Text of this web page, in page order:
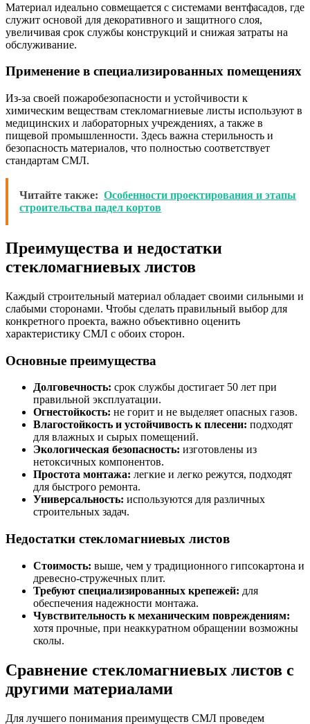
Материал идеально совмещается с системами вентфасадов, где
служит основой для декоративного и защитного слоя,
увеличивая срок службы конструкций и снижая затраты на
обслуживание.
Применение в специализированных помещениях
Из-за своей пожаробезопасности и устойчивости к
химическим веществам стекломагниевые листы используют в
медицинских и лабораторных учреждениях, а также в
пищевой промышленности. Здесь важна стерильность и
безопасность материалов, что полностью соответствует
стандартам СМЛ.
Читайте также: Особенности проектирования и этапы
строительства падел кортов
Преимущества и недостатки
стекломагниевых листов
Каждый строительный материал обладает своими сильными и
слабыми сторонами. Чтобы сделать правильный выбор для
конкретного проекта, важно объективно оценить
характеристику СМЛ с обоих сторон.
Основные преимущества
Долговечность: срок службы достигает 50 лет при
правильной эксплуатации.
Огнестойкость: не горит и не выделяет опасных газов.
Влагостойкость и устойчивость к плесени: подходят
для влажных и сырых помещений.
Экологическая безопасность: изготовлены из
нетоксичных компонентов.
Простота монтажа: легкие и легко режутся, подходят
для быстрого ремонта.
Универсальность: используются для различных
строительных задач.
Недостатки стекломагниевых листов
Стоимость: выше, чем у традиционного гипсокартона и
древесно-стружечных плит.
Требуют специализированных крепежей: для
обеспечения надежности монтажа.
Чувствительность к механическим повреждениям:
хотя прочные, при неаккуратном обращении возможны
сколы.
Сравнение стекломагниевых листов с
другими материалами
Для лучшего понимания преимуществ СМЛ проведем